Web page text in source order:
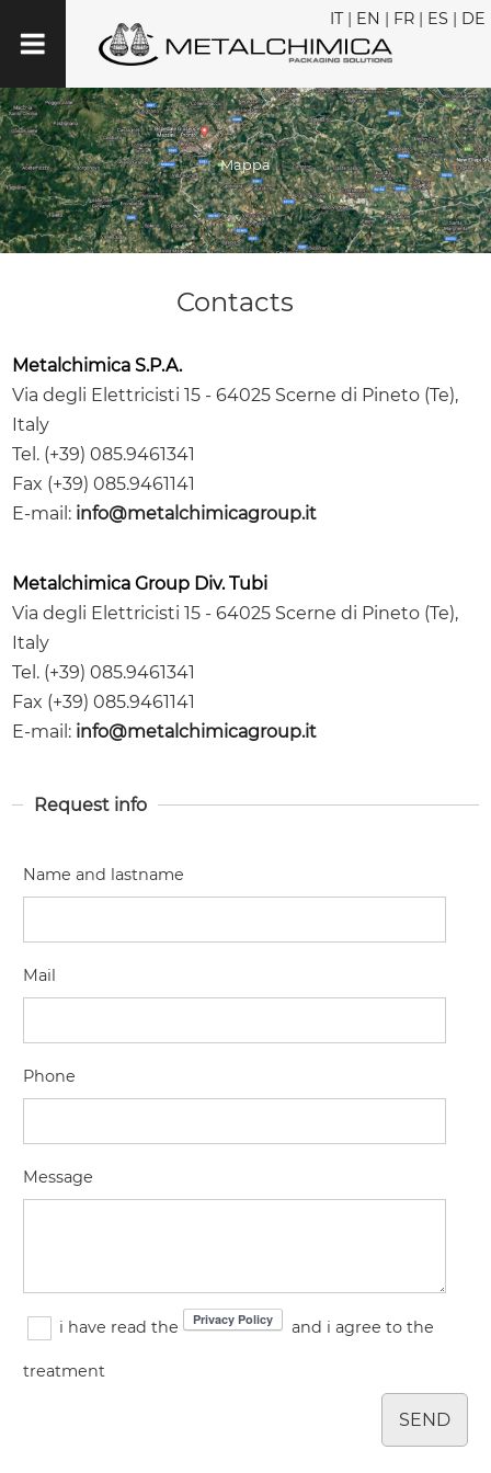
IT| EN | FR | ES | DE
Mappa
Contacts
Metalchimica S.P.A.
Via degli Elettricisti 15 - 64025 Scerne di Pineto (Te),
Italy
Tel. (+39) 085.9461341
Fax (+39) 085.9461141
E-mail: info@metalchimicagroup.it
Metalchimica Group Div. Tubi
Via degli Elettricisti 15 - 64025 Scerne di Pineto (Te),
Italy
Tel. (+39) 085.9461341
Fax (+39) 085.9461141
E-mail: info@metalchimicagroup.it
Request info
Name and lastname
Mail
Phone
Message
i have read the and i agree to the
treatment
SEND